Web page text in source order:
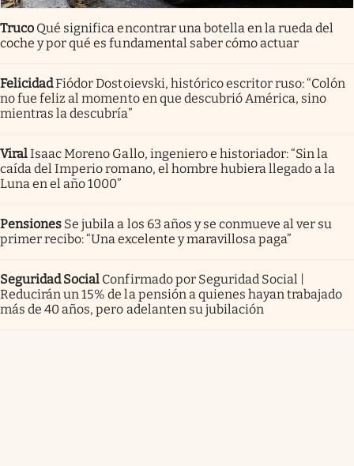
Truco Qué significa encontrar una botella en la rueda del
coche y por qué es fundamental saber cómo actuar
FelicidadFiódor Dostoievski, histórico escritor ruso: “Colón
no fue feliz al momento en que descubrió América, sino
mientras la descubría”
ViralIsaac Moreno Gallo, ingeniero e historiador: “Sin la
caída del Imperio romano, el hombre hubiera llegado a la
Luna en el año 1000”
Pensiones Se jubila a los 63 años y se conmueve al ver su
primer recibo: “Una excelente y maravillosa paga”
Seguridad Social Confirmado por Seguridad Social |
Reducirán un 15% de la pensión a quienes hayan trabajado
más de 40 años, pero adelanten su jubilación